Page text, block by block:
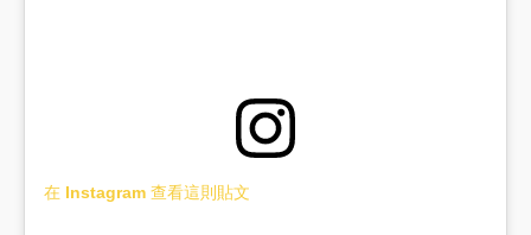
在 Instagram 查看這則貼文